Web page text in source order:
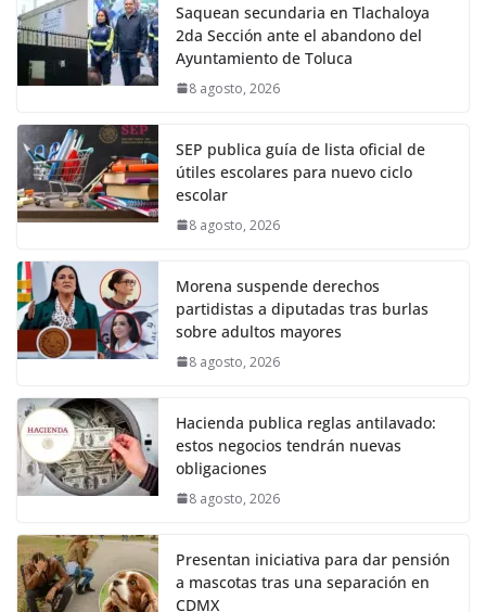
Saquean secundaria en Tlachaloya
2da Sección ante el abandono del
Ayuntamiento de Toluca
8 agosto, 2026
SEP publica guía de lista oficial de
útiles escolares para nuevo ciclo
escolar
8 agosto, 2026
Morena suspende derechos
partidistas a diputadas tras burlas
sobre adultos mayores
8 agosto, 2026
Hacienda publica reglas antilavado:
estos negocios tendrán nuevas
obligaciones
8 agosto, 2026
Presentan iniciativa para dar pensión
a mascotas tras una separación en
CDMX